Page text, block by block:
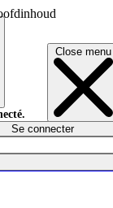
Close menu
Se connecter